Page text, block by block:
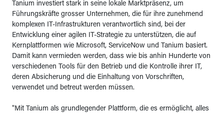
Tanium investiert stark in seine lokale Marktpräsenz, um
Führungskräfte grosser Unternehmen, die für ihre zunehmend
komplexen IT-Infrastrukturen verantwortlich sind, bei der
Entwicklung einer agilen IT-Strategie zu unterstützen, die auf
Kernplattformen wie Microsoft, ServiceNow und Tanium basiert.
Damit kann vermieden werden, dass wie bis anhin Hunderte von
verschiedenen Tools für den Betrieb und die Kontrolle ihrer IT,
deren Absicherung und die Einhaltung von Vorschriften,
verwendet und betreut werden müssen.
"Mit Tanium als grundlegender Plattform, die es ermöglicht, alles